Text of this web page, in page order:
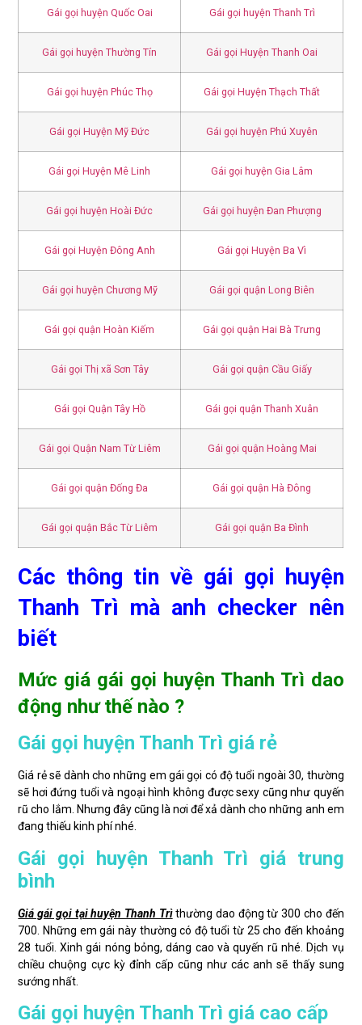
Gái gọi huyện Quốc Oai Gái gọi huyện Thanh Trì
Gái gọi huyện Thường Tín Gái gọi Huyện Thanh Oai
Gái gọi huyện Phúc Thọ Gái gọi Huyện Thạch Thất
Gái gọi Huyện Mỹ Đức Gái gọi huyện Phú Xuyên
Gái gọi Huyện Mê Linh Gái gọi huyện Gia Lâm
Gái gọi huyện Hoài Đức Gái gọi huyện Đan Phượng
Gái gọi Huyện Đông Anh Gái gọi Huyện Ba Vì
Gái gọi huyện Chương Mỹ Gái gọi quận Long Biên
Gái gọi quận Hoàn Kiếm Gái gọi quận Hai Bà Trưng
Gái gọi Thị xã Sơn Tây Gái gọi quận Cầu Giấy
Gái gọi Quận Tây Hồ Gái gọi quận Thanh Xuân
Gái gọi Quận Nam Từ Liêm Gái gọi quận Hoàng Mai
Gái gọi quận Đống Đa Gái gọi quận Hà Đông
Gái gọi quận Bắc Từ Liêm Gái gọi quận Ba Đình
Các thông tin về gái gọi huyện
Thanh Trì mà anh checker nên
biết
Mức giá gái gọi huyện Thanh Trì dao
động như thế nào ?
Gái gọi huyện Thanh Trì giá rẻ
Giá rẻ sẽ dành cho những em gái gọi có độ tuổi ngoài 30, thường
sẽ hơi đứng tuổi và ngoại hình không được sexy cũng như quyến
rũ cho lắm. Nhưng đây cũng là nơi để xả dành cho những anh em
đang thiếu kinh phí nhé.
Gái gọi huyện Thanh Trì giá trung
bình
Giá gái gọi tại huyện Thanh Trìthường dao động từ 300 cho đến
700. Những em gái này thường có độ tuổi từ 25 cho đến khoảng
28 tuổi. Xinh gái nóng bỏng, dáng cao và quyến rũ nhé. Dịch vụ
chiều chuộng cực kỳ đỉnh cấp cũng như các anh sẽ thấy sung
sướng nhất.
Gái gọi huyện Thanh Trì giá cao cấp